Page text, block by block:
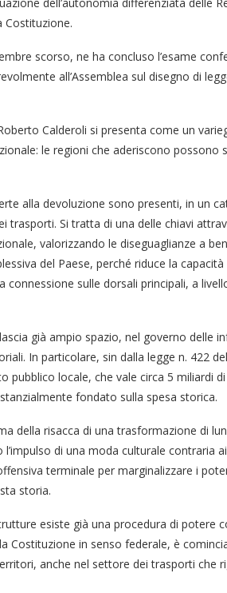
dell’autonomia differenziata delle
Costituzione.
scorso, ne ha concluso l’esame
all’Assemblea sul disegno di
Calderoli si presenta come un
le regioni che aderiscono possono
alla devoluzione sono presenti, in un
Si tratta di una delle chiavi
valorizzando le diseguaglianze a
del Paese, perché riduce la
sulle dorsali principali, a
già ampio spazio, nel governo delle
In particolare, sin dalla legge n. 422
locale, che vale circa 5 miliardi di
fondato sulla spesa storica.
della risacca di una trasformazione di
di una moda culturale contraria
terminale per marginalizzare i
storia.
esiste già una procedura di potere
Costituzione in senso federale, è
anche nel settore dei trasporti che